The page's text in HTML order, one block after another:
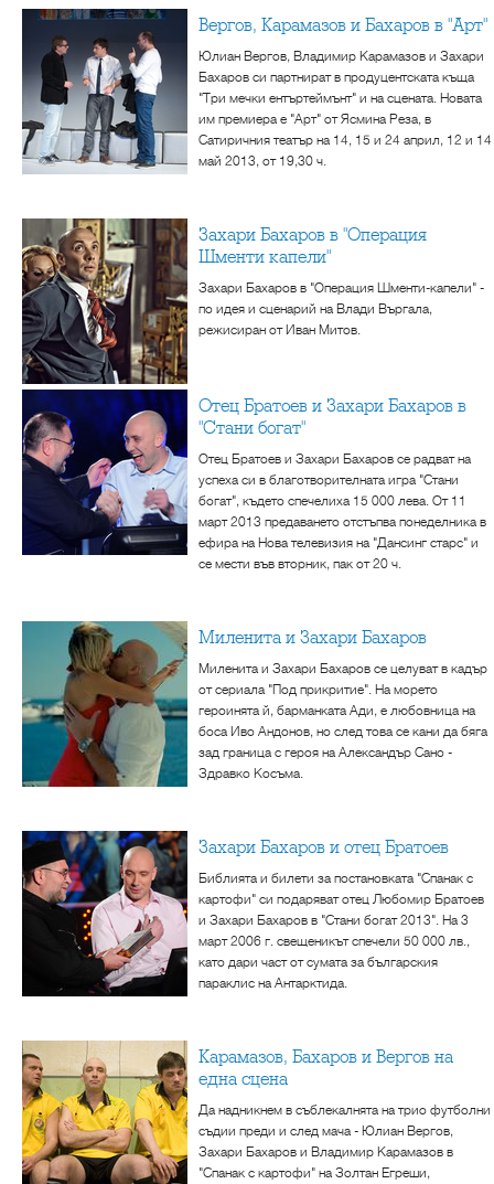
Вергов, Карамазов и Бахаров в "Арт"
Юлиан Вергов, Владимир Карамазов и Захари
Бахаров си партнират в продуцентската къща
"Три мечки ентъртеймънт" и на сцената. Новата
им премиера е "Арт" от Ясмина Реза, в
Сатиричния театър на 14, 15 и 24 април, 12 и 14
май 2013, от 19,30 ч.
Захари Бахаров в "Операция
Шменти капели"
Захари Бахаров в "Операция Шменти-капели" -
по идея и сценарий на Влади Въргала,
режисиран от Иван Митов.
Отец Братоев и Захари Бахаров в
"Стани богат"
Отец Братоев и Захари Бахаров се радват на
успеха си в благотворителната игра "Стани
богат", където спечелиха 15 000 лева. От 11
март 2013 предаването отстъпва понеделника в
ефира на Нова телевизия на "Дансинг старс" и
се мести във вторник, пак от 20 ч.
Миленита и Захари Бахаров
Миленита и Захари Бахаров се целуват в кадър
от сериала "Под прикритие". На морето
героинята й, барманката Ади, е любовница на
боса Иво Андонов, но след това се кани да бяга
зад граница с героя на Александър Сано -
Здравко Косъма.
Захари Бахаров и отец Братоев
Библията и билети за постановката "Спанак с
картофи" си подаряват отец Любомир Братоев
и Захари Бахаров в "Стани богат 2013". На 3
март 2006 г. свещеникът спечели 50 000 лв.,
като дари част от сумата за българския
параклис на Антарктида.
Карамазов, Бахаров и Вергов на
една сцена
Да надникнем в съблекалнята на трио футболни
съдии преди и след мача - Юлиан Вергов,
Захари Бахаров и Владимир Карамазов в
"Спанак с картофи" на Золтан Егреши,